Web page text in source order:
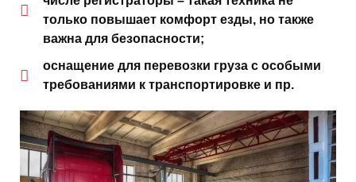
только повышает комфорт езды, но также
важна для безопасности;
оснащение для перевозки груза с особыми
требованиями к транспортировке и пр.